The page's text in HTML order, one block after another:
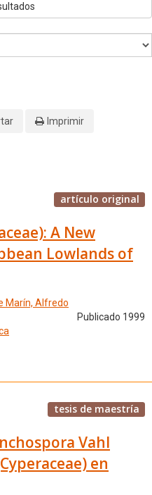
Imprimir
artículo original
A New
Lowlands of
Marín, Alfredo
Publicado 1999
tesis de maestría
Vahl
en